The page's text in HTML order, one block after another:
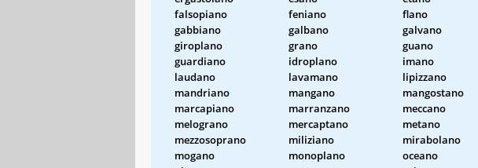
falsopiano
feniano flano
gabbiano
galbano galvano
giroplano
grano guano
guardiano
idroplano imano
laudano
lavamano lipizzano
mandriano
mangano mangostano
marcapiano
marranzano meccano
melograno
mercaptano metano
mezzosoprano
miliziano mirabolano
mogano
monoplano oceano